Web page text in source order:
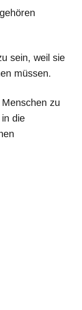
sein, weil sie
müssen.
zu
die